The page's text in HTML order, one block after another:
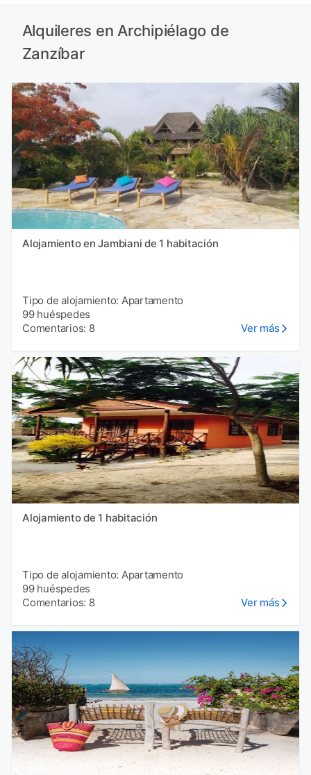
Alquileres en Archipiélago de
Zanzíbar
Alojamiento en Jambiani de 1 habitación
Tipo de alojamiento: Apartamento
99 huéspedes
Comentarios: 8
Ver más
Alojamiento de 1 habitación
Tipo de alojamiento: Apartamento
99 huéspedes
Comentarios: 8
Ver más